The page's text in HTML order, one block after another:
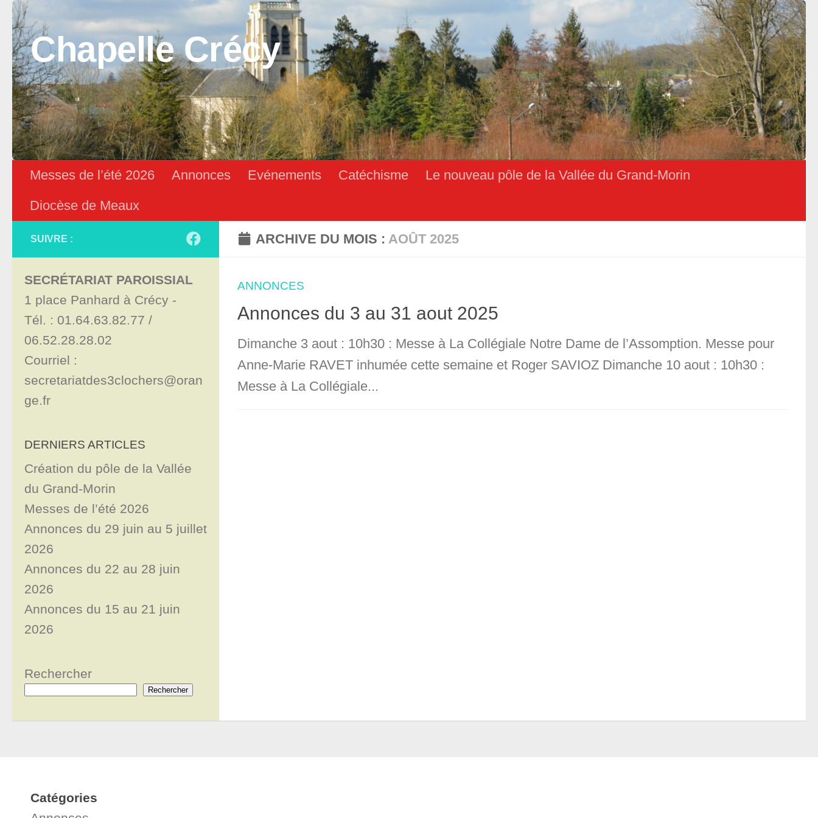
Skip to content
Chapelle Crécy
Messes de l’été 2026 Annonces Evénements Catéchisme
Le nouveau pôle de la Vallée du Grand-Morin
Diocèse de Meaux
ARCHIVE DU MOIS : AOÛT 2025
ANNONCES
Annonces du 3 au 31 aout 2025
Dimanche 3 aout : 10h30 : Messe à La Collégiale Notre Dame de l’Assomption. Messe pour
Anne-Marie RAVET inhumée cette semaine et Roger SAVIOZ Dimanche 10 aout : 10h30 :
Messe à La Collégiale...
SUIVRE :
SECRÉTARIAT PAROISSIAL
1 place Panhard à Crécy -
Tél. : 01.64.63.82.77 /
06.52.28.28.02
Courriel :
secretariatdes3clochers@oran
ge.fr
DERNIERS ARTICLES
Création du pôle de la Vallée
du Grand-Morin
Messes de l’été 2026
Annonces du 29 juin au 5 juillet
2026
Annonces du 22 au 28 juin
2026
Annonces du 15 au 21 juin
2026
Rechercher
Rechercher
Catégories